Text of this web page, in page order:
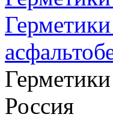
Россия